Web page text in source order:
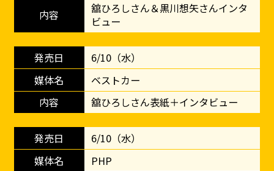
舘ひろしさん＆黒川想矢さんインタ
ビュー
6/10（水）
ベストカー
舘ひろしさん表紙＋インタビュー
6/10（水）
PHP